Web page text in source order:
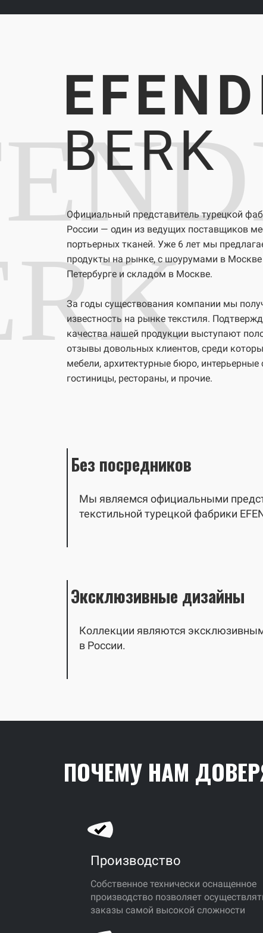
BERK
Официальный представитель турецкой
России — один из ведущих поставщиков
портьерных тканей. Уже 6 лет мы
продукты на рынке, с шоурумами в Москве
Петербурге и складом в Москве.
За годы существования компании мы
известность на рынке текстиля.
качества нашей продукции выступают
отзывы довольных клиентов, среди
мебели, архитектурные бюро, интерьерные
гостиницы, рестораны, и прочие.
Без посредников
Мы являемся официальными
текстильной турецкой фабрики
Эксклюзивные дизайны
Коллекции являются
в России.
ПОЧЕМУ НАМ
Производство
Собственное технически оснащенное
производство позволяет
заказы самой высокой сложности